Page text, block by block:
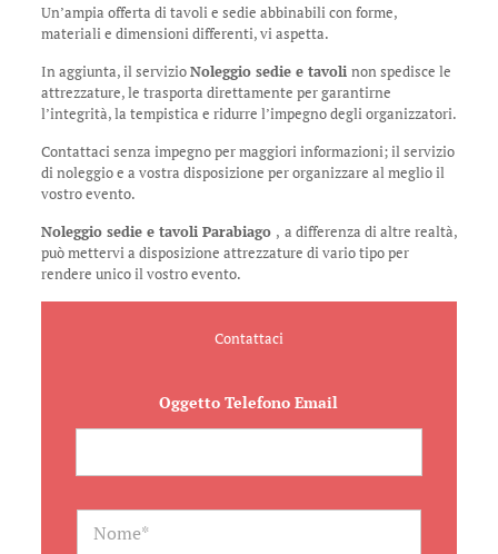
Un’ampia offerta di tavoli e sedie abbinabili con forme,
materiali e dimensioni differenti, vi aspetta.
In aggiunta, il servizioNoleggio sedie e tavoli non spedisce le
attrezzature, le trasporta direttamente per garantirne
l’integrità, la tempistica e ridurre l’impegno degli organizzatori.
Contattaci senza impegno per maggiori informazioni; il servizio
di noleggio e a vostra disposizione per organizzare al meglio il
vostro evento.
Noleggio sedie e tavoli Parabiago , a differenza di altre realtà,
può mettervi a disposizione attrezzature di vario tipo per
rendere unico il vostro evento.
Contattaci
Oggetto Telefono Email
N